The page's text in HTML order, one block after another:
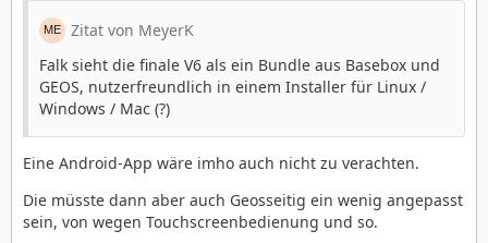
Zitat von MeyerK
Falk sieht die finale V6 als ein Bundle aus Basebox und
GEOS, nutzerfreundlich in einem Installer für Linux /
Windows / Mac (?)
Eine Android-App wäre imho auch nicht zu verachten.
Die müsste dann aber auch Geosseitig ein wenig angepasst
sein, von wegen Touchscreenbedienung und so.